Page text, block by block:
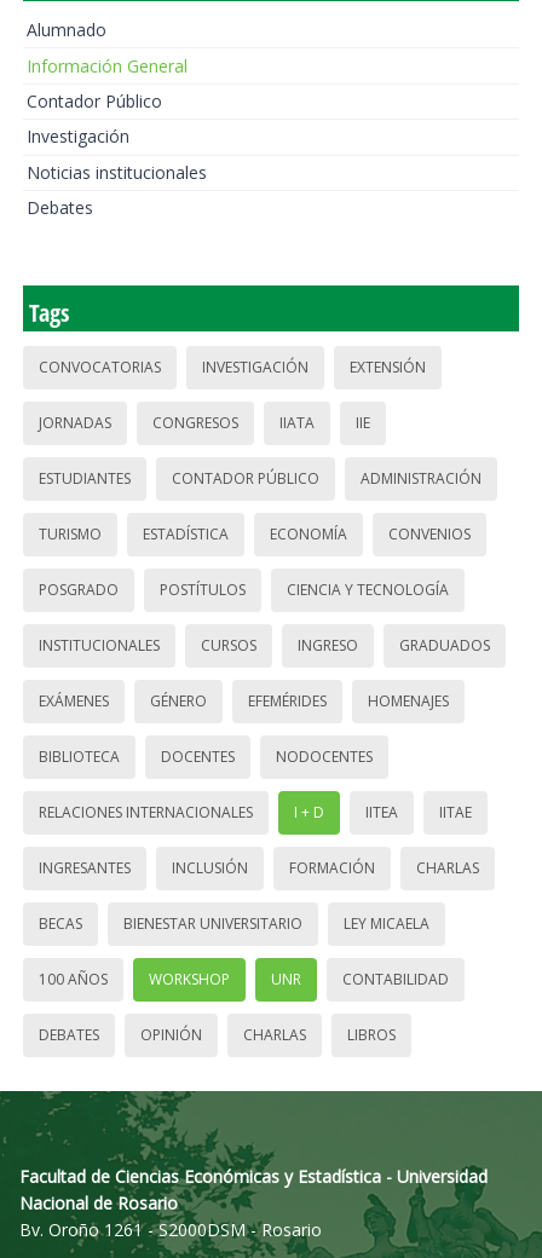
Alumnado
Información General
Contador Público
Investigación
Noticias institucionales
Debates
Tags
CONVOCATORIAS INVESTIGACIÓN EXTENSIÓN
JORNADAS CONGRESOS IIATA IIE
ESTUDIANTES CONTADOR PÚBLICO ADMINISTRACIÓN
TURISMO ESTADÍSTICA ECONOMÍA CONVENIOS
POSGRADO POSTÍTULOS CIENCIA Y TECNOLOGÍA
INSTITUCIONALES CURSOS INGRESO GRADUADOS
EXÁMENES GÉNERO EFEMÉRIDES HOMENAJES
BIBLIOTECA DOCENTES NODOCENTES
RELACIONES INTERNACIONALES I + D IITEA IITAE
INGRESANTES INCLUSIÓN FORMACIÓN CHARLAS
BECAS BIENESTAR UNIVERSITARIO LEY MICAELA
100 AÑOS WORKSHOP UNR CONTABILIDAD
DEBATES OPINIÓN CHARLAS LIBROS
Facultad de Ciencias Económicas y Estadística - Universidad
Nacional de Rosario
Bv. Oroño 1261 - S2000DSM - Rosario